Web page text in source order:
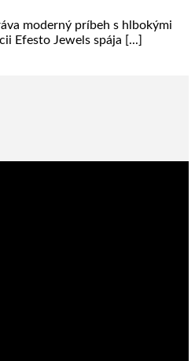
moderný príbeh s hlbokými
Efesto Jewels spája [...]